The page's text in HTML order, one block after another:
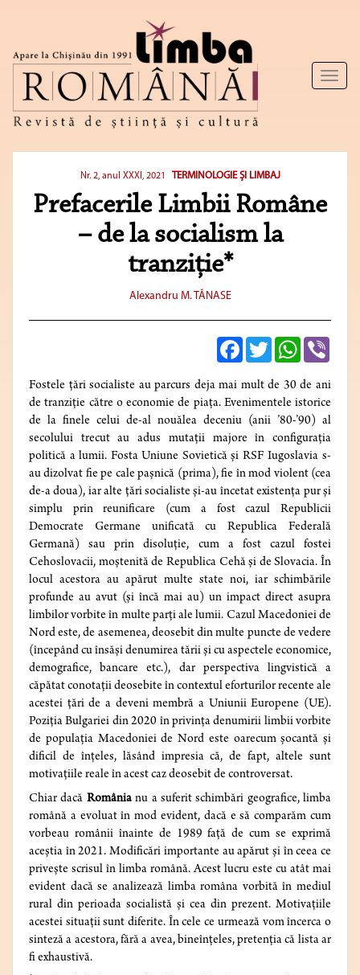
Toggle
Nr. 2, anul XXXI, 2021 TERMINOLOGIE ŞI LIMBAJ
Prefacerile Limbii Române
– de la socialism la
tranziție*
Alexandru M. TĂNASE
FacebookTwitterWhatsApp
Fostele țări socialiste au parcurs deja mai mult de 30 de ani
de tranziție către o economie de piața. Evenimentele istorice
de la finele celui de-al nouălea deceniu (anii ’80-’90) al
secolului trecut au adus mutații majore în configurația
politică a lumii. Fosta Uniune Sovietică și RSF Iugoslavia s-
au dizolvat fie pe cale pașnică (prima), fie în mod violent (cea
de-a doua), iar alte țări socialiste și-au încetat existența pur și
simplu prin reunificare (cum a fost cazul Republicii
Democrate Germane unificată cu Republica Federală
Germană) sau prin disoluție, cum a fost cazul fostei
Cehoslovacii, moștenită de Republica Cehă și de Slovacia. În
locul acestora au apărut multe state noi, iar schimbările
profunde au avut (și încă mai au) un impact direct asupra
limbilor vorbite în multe parți ale lumii. Cazul Macedoniei de
Nord este, de asemenea, deosebit din multe puncte de vedere
(începând cu însăși denumirea tării și cu aspectele economice,
demografice, bancare etc.), dar perspectiva lingvistică a
căpătat conotații deosebite în contextul eforturilor recente ale
acestei țări de a deveni membră a Uniunii Europene (UE).
Poziția Bulgariei din 2020 în privința denumirii limbii vorbite
de populația Macedoniei de Nord este oarecum șocantă și
dificil de înțeles, lăsând impresia că, de fapt, altele sunt
motivațiile reale în acest caz deosebit de controversat.
Chiar dacă Românianu a suferit schimbări geografice, limba
română a evoluat în mod evident, dacă e să comparăm cum
vorbeau românii înainte de 1989 față de cum se exprimă
aceștia în 2021. Modificări importante au apărut și în ceea ce
privește scrisul în limba română. Acest lucru este cu atât mai
evident dacă se analizează limba româna vorbită în mediul
rural din perioada socialistă și cea din prezent. Motivațiile
acestei situații sunt diferite. În cele ce urmează vom încerca o
sinteză a acestora, fără a avea, bineînțeles, pretenția că lista ar
fi exhaustivă.